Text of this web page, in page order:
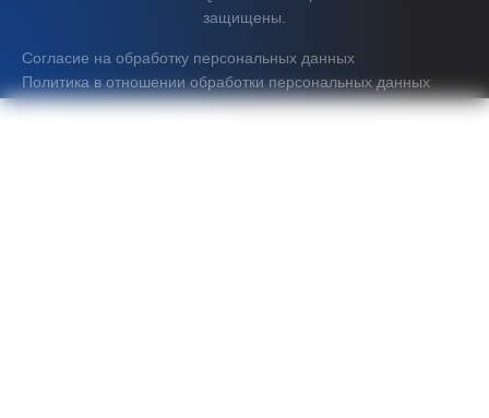
защищены.
Согласие на обработку персональных данных
Политика в отношении обработки персональных данных